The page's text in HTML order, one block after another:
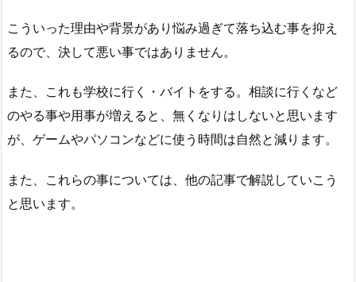
こういった理由や背景があり悩み過ぎて落ち込む事を抑え
るので、決して悪い事ではありません。
また、これも学校に行く・バイトをする。相談に行くなど
のやる事や用事が増えると、無くなりはしないと思います
が、ゲームやパソコンなどに使う時間は自然と減ります。
また、これらの事については、他の記事で解説していこう
と思います。